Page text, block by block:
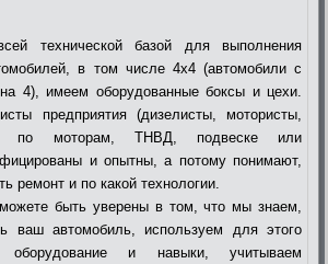
технической базой для выполнения
в том числе 4х4 (автомобили с
4), имеем оборудованные боксы и цехи.
предприятия (дизелисты, мотористы,
по моторам, ТНВД, подвеске или
и опытны, а потому понимают,
ремонт и по какой технологии.
быть уверены в том, что мы знаем,
ваш автомобиль, используем для этого
оборудование и навыки, учитываем